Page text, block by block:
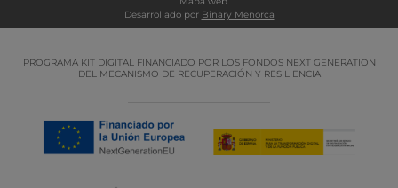
Desarrollado por Binary Menorca
PROGRAMA KIT DIGITAL FINANCIADO POR LOS FONDOS NEXT GENERATION
DEL MECANISMO DE RECUPERACIÓN Y RESILIENCIA